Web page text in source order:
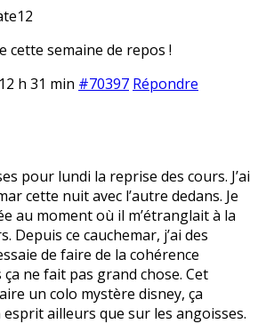
cette semaine de repos !
h 31 min #70397 Répondre
pour lundi la reprise des cours. J’ai
cette nuit avec l’autre dedans. Je
au moment où il m’étranglait à la
Depuis ce cauchemar, j’ai des
de faire de la cohérence
ne fait pas grand chose. Cet
un colo mystère disney, ça
ailleurs que sur les angoisses.